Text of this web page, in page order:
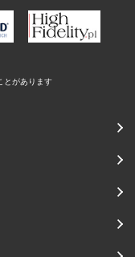
とがあります